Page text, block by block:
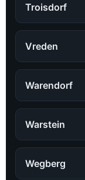
Troisdorf
Vreden
Warendorf
Warstein
Wegberg